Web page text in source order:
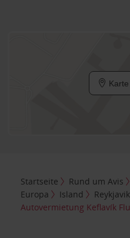
Startseite Rund um Avis
Europa
Island
Reykjavik
Autovermietung Keflavík